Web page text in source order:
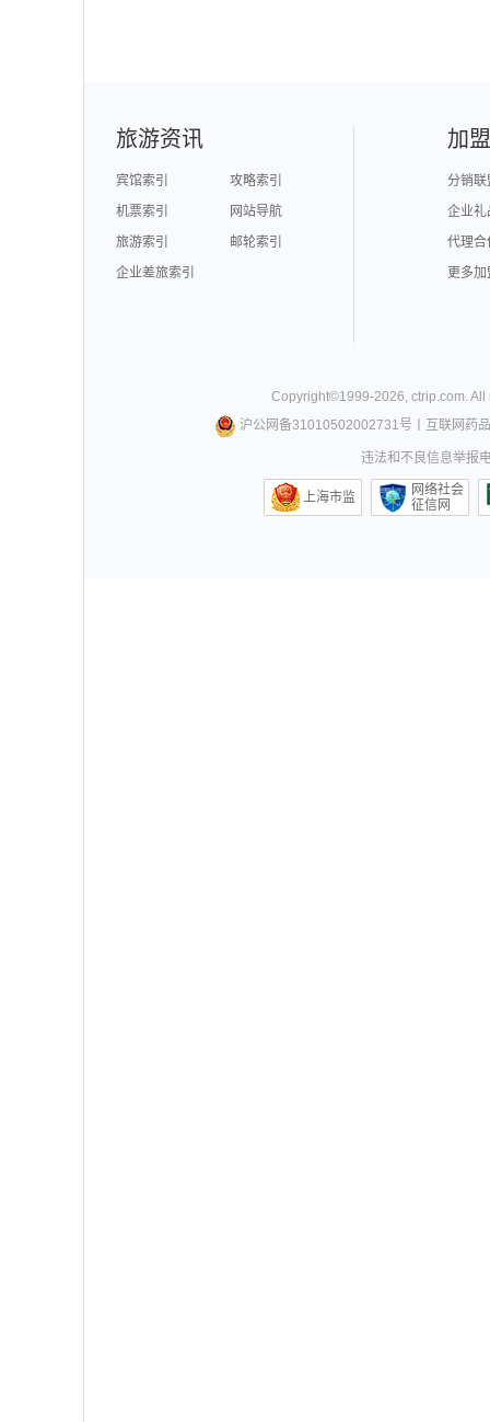
旅游资讯
宾馆索引
攻略索引
机票索引
网站导航
旅游索引
邮轮索引
企业差旅索引
加
分销联
企业礼
代理合
更多
Copyright©1999-2026,ctrip.com.
沪公网备31010502002731号
互联网药
违法和不良信息举报
上海市监
网络社会
征信网